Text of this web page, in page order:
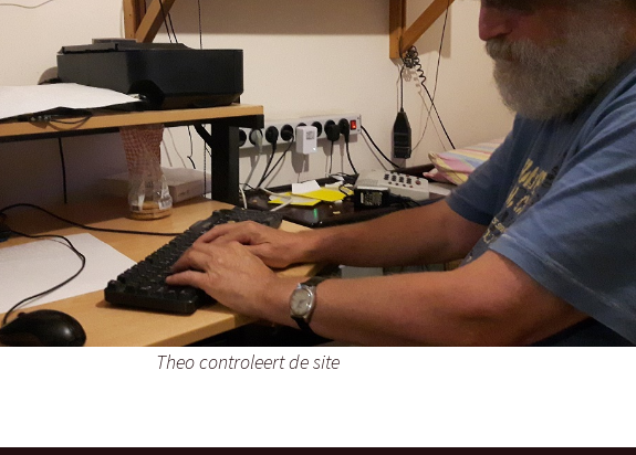
Theo controleert de site